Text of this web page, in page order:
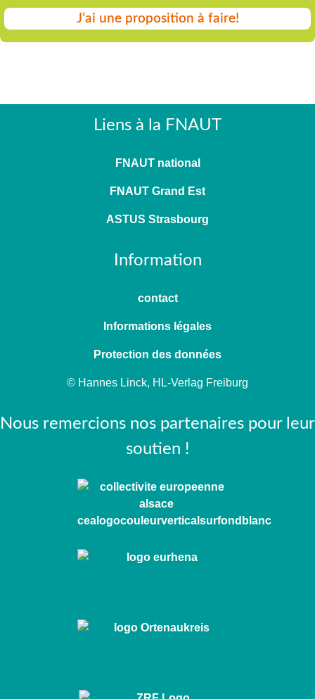
J’ai une proposition à faire!
Liens à la FNAUT
FNAUT national
FNAUT Grand Est
ASTUS Strasbourg
Information
contact
Informations légales
Protection des données
© Hannes Linck, HL-Verlag Freiburg
Nous remercions nos partenaires pour leur
soutien !